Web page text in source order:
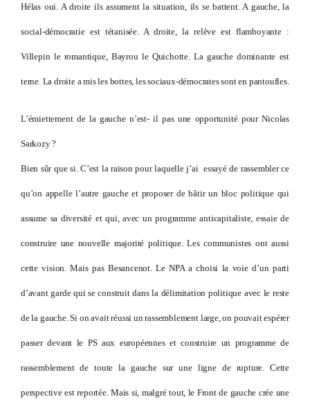
Hélas oui. A droite ils assument la situation, ils se battent. A gauche, la
social-démocratie est tétanisée. A droite, la relève est flamboyante :
Villepin le romantique, Bayrou le Quichotte. La gauche dominante est
terne. La droite a mis les bottes, les sociaux-démocrates sont en pantoufles.
L’émiettement de la gauche n’est- il pas une opportunité pour Nicolas
Sarkozy ?
Bien sûr que si. C’est la raison pour laquelle j’ai essayé de rassembler ce
qu’on appelle l’autre gauche et proposer de bâtir un bloc politique qui
assume sa diversité et qui, avec un programme anticapitaliste, essaie de
construire une nouvelle majorité politique. Les communistes ont aussi
cette vision. Mais pas Besancenot. Le NPA a choisi la voie d’un parti
d’avant garde qui se construit dans la délimitation politique avec le reste
de la gauche. Si on avait réussi un rassemblement large, on pouvait espérer
passer devant le PS aux européennes et construire un programme de
rassemblement de toute la gauche sur une ligne de rupture. Cette
perspective est reportée. Mais si, malgré tout, le Front de gauche crée une